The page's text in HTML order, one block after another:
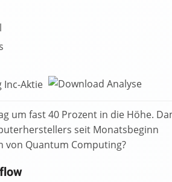
Aktie
um fast 40 Prozent in die Höhe.
seit Monatsbeginn
von Quantum Computing?